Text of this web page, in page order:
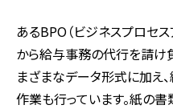
あるBPO（ビジネスプロセ
から給与事務の代行を請け
まざまなデータ形式に加え
作業も行っています。紙の